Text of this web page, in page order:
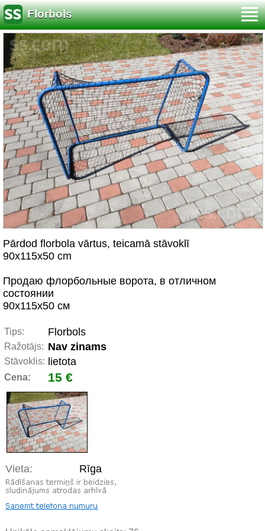
Florbols
Pārdod florbola vārtus, teicamā stāvoklī
90x115x50 cm
Продаю флорбольные ворота, в отличном
состоянии
90x115x50 см
Tips: Florbols
Ražotājs: Nav zinams
Stāvoklis: lietota
Cena: 15 €
Vieta: Rīga